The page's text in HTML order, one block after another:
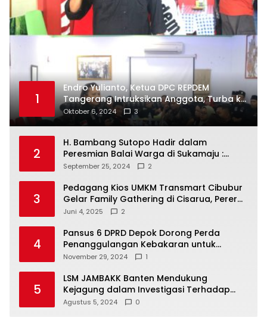
1
Endro Yulianto, Ketua DPC REPDEM
Tangerang Intruksikan Anggota, Turba ke
Masyarakat Dan Jalani Apa Yang di
Putuskan RAKERCABSUS
Oktober 6, 2024 3
2
H. Bambang Sutopo Hadir dalam
Peresmian Balai Warga di Sukamaju :
Wadah Baru untuk Kolaborasi dan
September 25, 2024 2
3
Pedagang Kios UMKM Transmart Cibubur
Gelar Family Gathering di Cisarua, Pererat
Silaturahmi dan Kekompakan
Juni 4, 2025 2
4
Pansus 6 DPRD Depok Dorong Perda
Penanggulangan Kebakaran untuk
Keselamatan Warga
November 29, 2024 1
5
LSM JAMBAKK Banten Mendukung
Kejagung dalam Investigasi Terhadap
Walikota Bandar Lampung
Agustus 5, 2024 0